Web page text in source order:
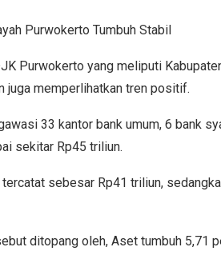
Purwokerto Tumbuh Stabil
Purwokerto yang meliputi
juga memperlihatkan tren positif.
33 kantor bank umum, 6 bank
sekitar Rp45 triliun.
sebesar Rp41 triliun,
ditopang oleh, Aset tumbuh 5,71